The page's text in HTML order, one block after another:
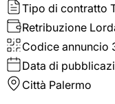
Tipo di contratto
Retribuzione
Codice annuncio
Data di
Città Palermo